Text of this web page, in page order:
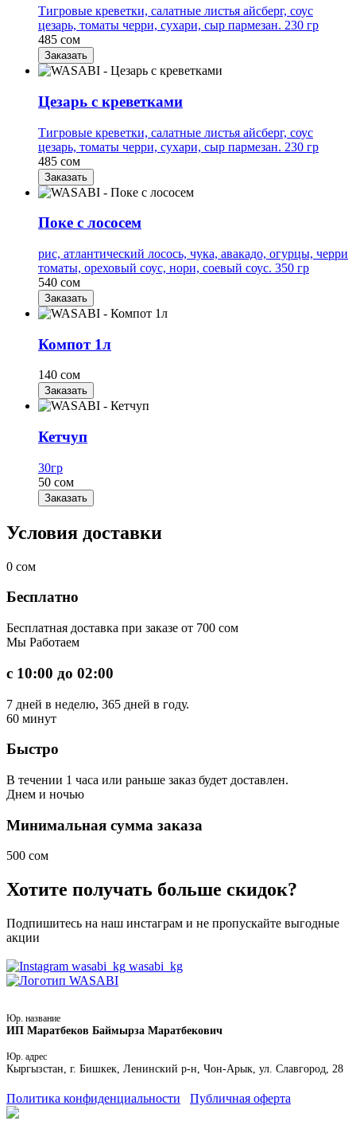
Тигровые креветки, салатные листья айсберг, соус
цезарь, томаты черри, сухари, сыр пармезан. 230 гр
485 сом
Заказать
Цезарь с креветками
Тигровые креветки, салатные листья айсберг, соус
цезарь, томаты черри, сухари, сыр пармезан. 230 гр
485 сом
Заказать
Поке с лососем
рис, атлантический лосось, чука, авакадо, огурцы, черри
томаты, ореховый соус, нори, соевый соус. 350 гр
540 сом
Заказать
Компот 1л
140 сом
Заказать
Кетчуп
30гр
50 сом
Заказать
Условия доставки
0 сом
Бесплатно
Бесплатная доставка при заказе от 700 сом
Мы Работаем
с 10:00 до 02:00
7 дней в неделю, 365 дней в году.
60 минут
Быстро
В течении 1 часа или раньше заказ будет доставлен.
Днем и ночью
Минимальная сумма заказа
500 сом
Хотите получать больше скидок?
Подпишитесь на наш инстаграм и не пропускайте выгодные
акции
wasabi_kg
Юр. название
ИП Маратбеков Баймырза Маратбекович
Юр. адрес
Кыргызстан, г. Бишкек, Ленинский р-н, Чон-Арык, ул. Славгород, 28
Политика конфиденциальности Публичная оферта